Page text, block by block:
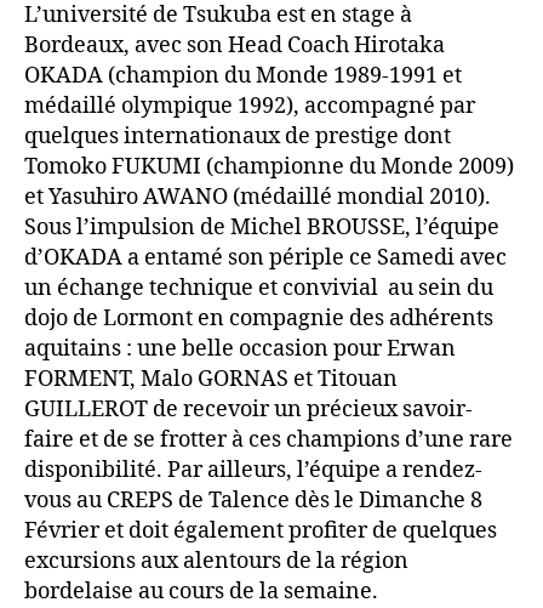
L’université de Tsukuba est en stage à
Bordeaux, avec son Head Coach Hirotaka
OKADA (champion du Monde 1989-1991 et
médaillé olympique 1992), accompagné par
quelques internationaux de prestige dont
Tomoko FUKUMI (championne du Monde 2009)
et Yasuhiro AWANO (médaillé mondial 2010).
Sous l’impulsion de Michel BROUSSE, l’équipe
d’OKADA a entamé son périple ce Samedi avec
un échange technique et convivial au sein du
dojo de Lormont en compagnie des adhérents
aquitains : une belle occasion pour Erwan
FORMENT, Malo GORNAS et Titouan
GUILLEROT de recevoir un précieux savoir-
faire et de se frotter à ces champions d’une rare
disponibilité. Par ailleurs, l’équipe a rendez-
vous au CREPS de Talence dès le Dimanche 8
Février et doit également profiter de quelques
excursions aux alentours de la région
bordelaise au cours de la semaine.